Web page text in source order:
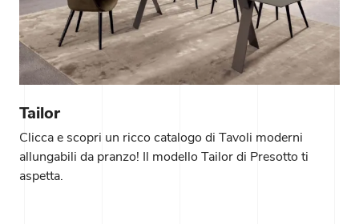
Tailor
Clicca e scopri un ricco catalogo di Tavoli moderni
allungabili da pranzo! Il modello Tailor di Presotto ti
aspetta.